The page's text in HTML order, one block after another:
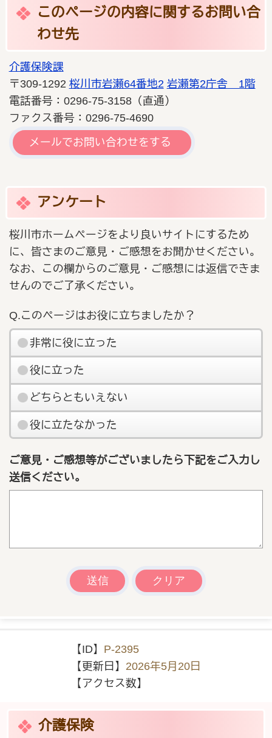
このページの内容に関するお問い合
わせ先
介護保険課
〒309-1292 桜川市岩瀬64番地2 岩瀬第2庁舎 1階
電話番号：0296‐75‐3158（直通）
ファクス番号：0296-75-4690
メールでお問い合わせをする
アンケート
桜川市ホームページをより良いサイトにするため
に、皆さまのご意見・ご感想をお聞かせください。
なお、この欄からのご意見・ご感想には返信できま
せんのでご了承ください。
Q.このページはお役に立ちましたか？
非常に役に立った
役に立った
どちらともいえない
役に立たなかった
ご意見・ご感想等がございましたら下記をご入力し
送信ください。
【ID】 P-2395
【更新日】 2026年5月20日
【アクセス数】
介護保険